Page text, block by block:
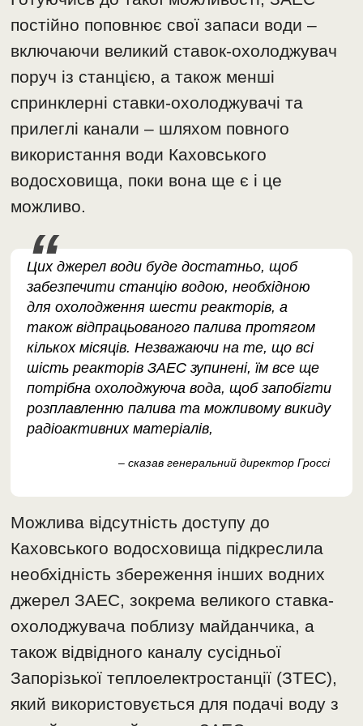
постійно поповнює свої запаси води –
включаючи великий ставок-охолоджувач
поруч із станцією, а також менші
спринклерні ставки-охолоджувачі та
прилеглі канали – шляхом повного
використання води Каховського
водосховища, поки вона ще є і це
можливо.
Цих джерел води буде достатньо, щоб
забезпечити станцію водою, необхідною
для охолодження шести реакторів, а
також відпрацьованого палива протягом
кількох місяців. Незважаючи на те, що всі
шість реакторів ЗАЕС зупинені, їм все ще
потрібна охолоджуюча вода, щоб запобігти
розплавленню палива та можливому викиду
радіоактивних матеріалів,
– сказав генеральний директор Гроссі
Можлива відсутність доступу до
Каховського водосховища підкреслила
необхідність збереження інших водних
джерел ЗАЕС, зокрема великого ставка-
охолоджувача поблизу майданчика, а
також відвідного каналу сусідньої
Запорізької теплоелектростанції (ЗТЕС),
який використовується для подачі воду з